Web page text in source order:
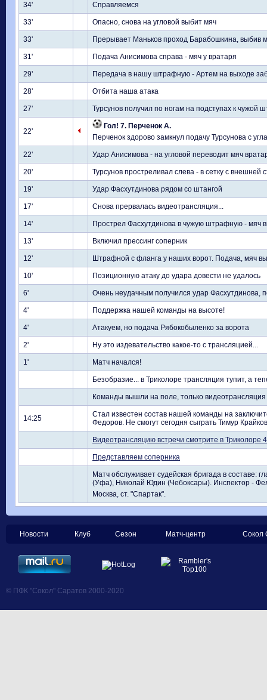
34' Справляемся
33' Опасно, снова на угловой выбит мяч
33' Прерывает Маньков проход Барабошкина, выбив
31' Подача Анисимова справа - мяч у вратаря
29' Передача в нашу штрафную - Артем на выходе
28' Отбита наша атака
27' Турсунов получил по ногам на подступах к
22'
Гол! 7. Перченок А.
Перченок здорово замкнул подачу Турсунова с
22' Удар Анисимова - на угловой переводит мяч
20' Турсунов простреливал слева - в сетку с внешней
19' Удар Фасхутдинова рядом со штангой
17' Снова прервалась видеотрансляция...
14' Прострел Фасхутдинова в чужую штрафную - мяч
13' Включил прессинг соперник
12' Штрафной с фланга у наших ворот. Подача, мяч
10' Позиционную атаку до удара довести не удалось
6' Очень неудачным получился удар Фасхутдинова,
4' Поддержка нашей команды на высоте!
4' Атакуем, но подача Рябокобыленко за ворота
2' Ну это издевательство какое-то с трансляцией...
1' Матч начался!
Безобразие... в Триколоре трансляция тупит, а
Команды вышли на поле, только видеотрансляция
14:25
Стал известен состав нашей команды на
Федоров. Не смогут сегодня сыграть Тимур
Видеотрансляцию встречи смотрите в Триколоре
Представляем соперника
Матч обслуживает судейская бригада в составе:
(Уфа), Николай Юдин (Чебоксары). Инспектор -
Москва, ст. "Спартак".
Новости Клуб Сезон Матч-центр Сокол
© ПФК "Сокол" Саратов 2000-2020